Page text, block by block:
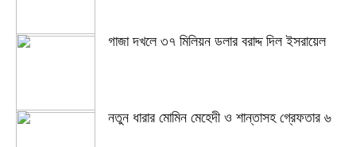
গাজা দখলে ৩৭ মিলিয়ন ডলার বরাদ্দ দিল ইসরায়েল
নতুন ধারার মোমিন মেহেদী ও শান্তাসহ গ্রেফতার ৬